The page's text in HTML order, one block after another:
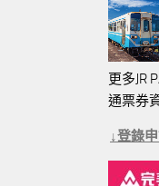
更多JR
通票券
↓登錄